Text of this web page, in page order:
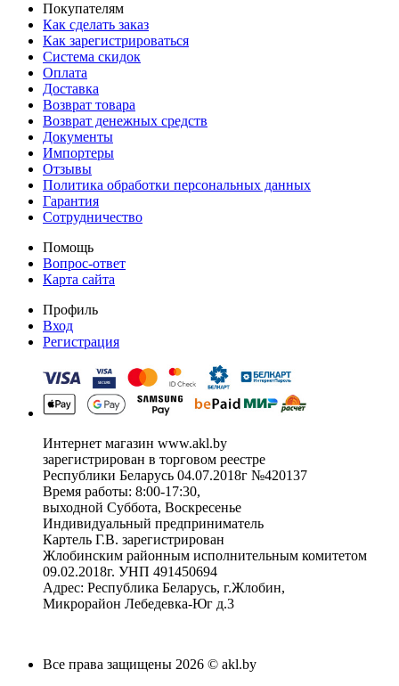
Покупателям
Как сделать заказ
Как зарегистрироваться
Система скидок
Оплата
Доставка
Возврат товара
Возврат денежных средств
Документы
Импортеры
Отзывы
Политика обработки персональных данных
Гарантия
Сотрудничество
Помощь
Вопрос-ответ
Карта сайта
Профиль
Вход
Регистрация
Интернет магазин www.akl.by
зарегистрирован в торговом реестре
Республики Беларусь 04.07.2018г №420137
Время работы: 8:00-17:30,
выходной Суббота, Воскресенье
Индивидуальный предприниматель
Картель Г.В. зарегистрирован
Жлобинским районным исполнительным комитетом
09.02.2018г. УНП 491450694
Адрес: Республика Беларусь, г.Жлобин,
Микрорайон Лебедевка-Юг д.3
Все права защищены 2026 © akl.by